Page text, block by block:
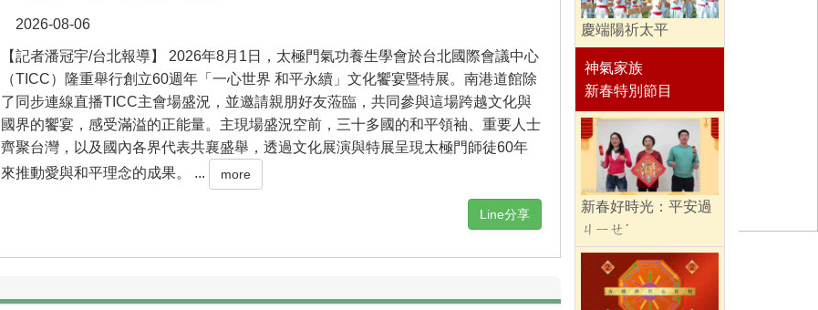
2026-08-06
【記者潘冠宇/台北報導】 2026年8月1日，太極門氣功養生學會於台北國際會議中心
（TICC）隆重舉行創立60週年「一心世界 和平永續」文化饗宴暨特展。南港道館除
了同步連線直播TICC主會場盛況，並邀請親朋好友蒞臨，共同參與這場跨越文化與
國界的饗宴，感受滿溢的正能量。主現場盛況空前，三十多國的和平領袖、重要人士
齊聚台灣，以及國內各界代表共襄盛舉，透過文化展演與特展呈現太極門師徒60年
來推動愛與和平理念的成果。 ...
more
Line分享
慶端陽祈太平
神氣家族
新春特別節目
新春好時光：平安過
ㄐㄧㄝˊ